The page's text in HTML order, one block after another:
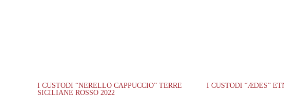
I CUSTODI “NERELLO CAPPUCCIO” TERRE
SICILIANE ROSSO 2022
I CUSTODI “ÆDES”